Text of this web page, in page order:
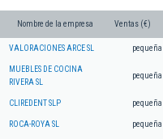
Nombre de la empresa Ventas (€)
VALORACIONES ARCE SL pequeña
MUEBLES DE COCINA
RIVERA SL
pequeña
CLIREDENT SLP pequeña
ROCA-ROYA SL pequeña